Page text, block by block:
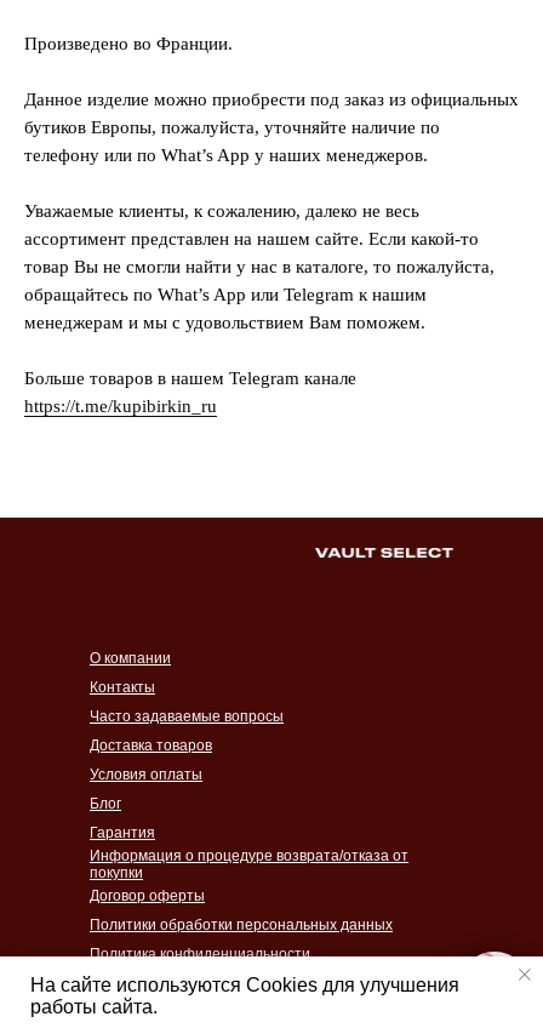
Произведено во Франции.
Данное изделие можно приобрести под заказ из официальных
бутиков Европы, пожалуйста, уточняйте наличие по
телефону или по What’s App у наших менеджеров.
Уважаемые клиенты, к сожалению, далеко не весь
ассортимент представлен на нашем сайте. Если какой-то
товар Вы не смогли найти у нас в каталоге, то пожалуйста,
обращайтесь по What’s App или Telegram к нашим
менеджерам и мы с удовольствием Вам поможем.
Больше товаров в нашем Telegram канале
https://t.me/kupibirkin_ru
Контакты
Часто задаваемые вопросы
Доставка товаров
Условия оплаты
Гарантия
Блог
Политики обработки персональных данных
Согласие на обработку персональных данных
Политика конфиденциальности
Договор оферты
Информация о процедуре возврата/отказа от
покупки
О компании
На сайте используются Cookies для улучшения
работы сайта.